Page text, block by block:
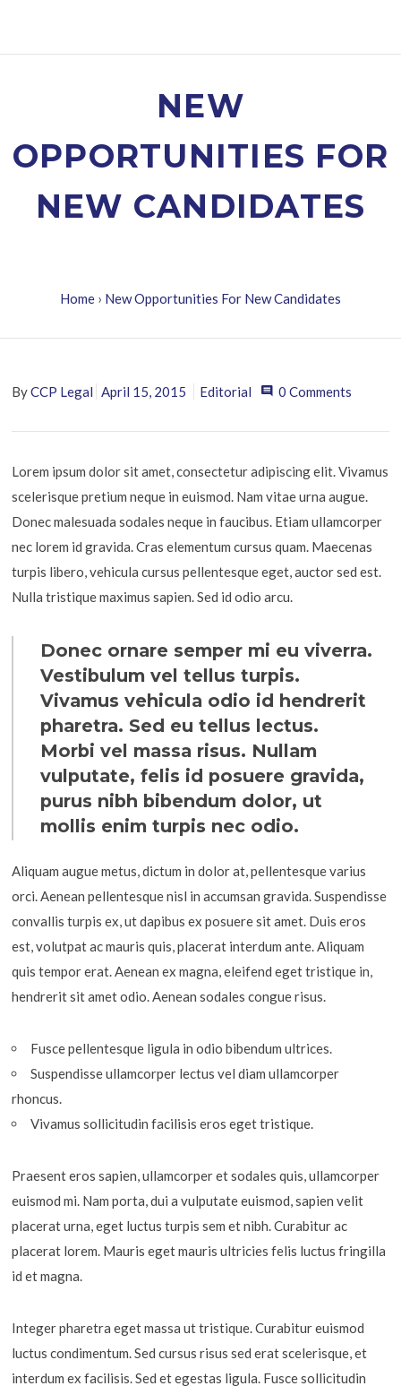
NEW
OPPORTUNITIES FOR
NEW CANDIDATES
Home › New Opportunities For New Candidates
ByCCP Legal April 15, 2015 Editorial 0 Comments
Lorem ipsum dolor sit amet, consectetur adipiscing elit. Vivamus
scelerisque pretium neque in euismod. Nam vitae urna augue.
Donec malesuada sodales neque in faucibus. Etiam ullamcorper
nec lorem id gravida. Cras elementum cursus quam. Maecenas
turpis libero, vehicula cursus pellentesque eget, auctor sed est.
Nulla tristique maximus sapien. Sed id odio arcu.
Donec ornare semper mi eu viverra.
Vestibulum vel tellus turpis.
Vivamus vehicula odio id hendrerit
pharetra. Sed eu tellus lectus.
Morbi vel massa risus. Nullam
vulputate, felis id posuere gravida,
purus nibh bibendum dolor, ut
mollis enim turpis nec odio.
Aliquam augue metus, dictum in dolor at, pellentesque varius
orci. Aenean pellentesque nisl in accumsan gravida. Suspendisse
convallis turpis ex, ut dapibus ex posuere sit amet. Duis eros
est, volutpat ac mauris quis, placerat interdum ante. Aliquam
quis tempor erat. Aenean ex magna, eleifend eget tristique in,
hendrerit sit amet odio. Aenean sodales congue risus.
Fusce pellentesque ligula in odio bibendum ultrices.
Suspendisse ullamcorper lectus vel diam ullamcorper
rhoncus.
Vivamus sollicitudin facilisis eros eget tristique.
Praesent eros sapien, ullamcorper et sodales quis, ullamcorper
euismod mi. Nam porta, dui a vulputate euismod, sapien velit
placerat urna, eget luctus turpis sem et nibh. Curabitur ac
placerat lorem. Mauris eget mauris ultricies felis luctus fringilla
id et magna.
Integer pharetra eget massa ut tristique. Curabitur euismod
luctus condimentum. Sed cursus risus sed erat scelerisque, et
interdum ex facilisis. Sed et egestas ligula. Fusce sollicitudin